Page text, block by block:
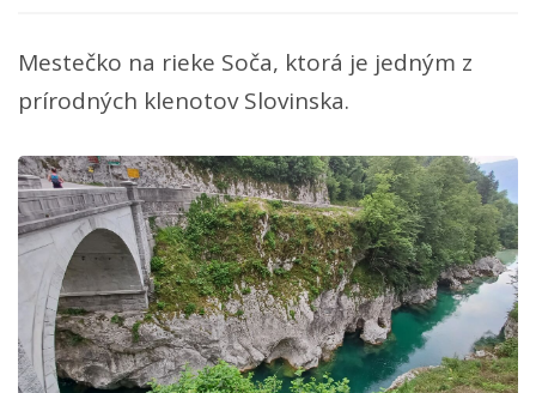
Mestečko na rieke Soča, ktorá je jedným z
prírodných klenotov Slovinska.